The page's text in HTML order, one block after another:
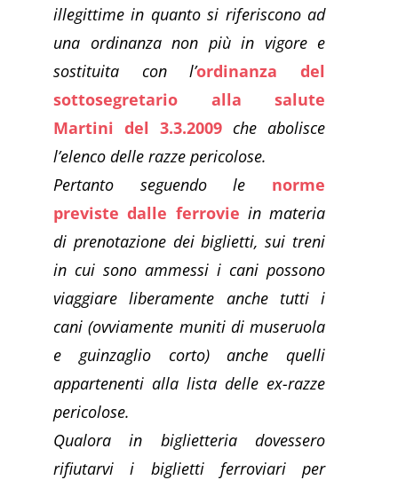
illegittime in quanto si riferiscono ad
una ordinanza non più in vigore e
sostituita con l’ordinanza del
sottosegretario alla salute
Martini del 3.3.2009 che abolisce
l’elenco delle razze pericolose.
Pertanto seguendo le norme
previste dalle ferrovie in materia
di prenotazione dei biglietti, sui treni
in cui sono ammessi i cani possono
viaggiare liberamente anche tutti i
cani (ovviamente muniti di museruola
e guinzaglio corto) anche quelli
appartenenti alla lista delle ex-razze
pericolose.
Qualora in biglietteria dovessero
rifiutarvi i biglietti ferroviari per